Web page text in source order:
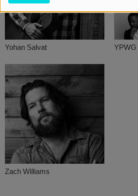
Yohan Salvat YPWG
Zach Williams